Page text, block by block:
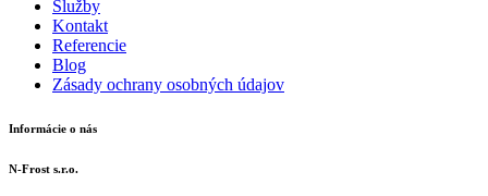
Služby
Kontakt
Referencie
Blog
Zásady ochrany osobných údajov
Informácie o nás
N-Frost s.r.o.